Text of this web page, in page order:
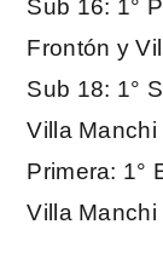
Sub 16: 1°
Frontón y
Sub 18: 1°
Villa Manchi
Primera: 1°
Villa Manchi